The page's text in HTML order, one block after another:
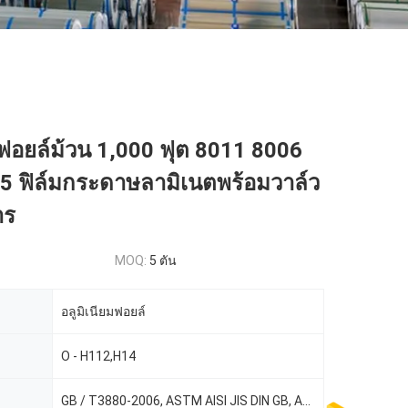
อยล์ม้วน 1,000 ฟุต 8011 8006
ฟิล์มกระดาษลามิเนตพร้อมวาล์ว
MOQ: 5 ตัน
อลูมิเนียมฟอยล์
O - H112,H14